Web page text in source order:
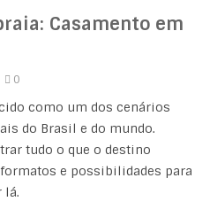
Casamento em
0
como um dos cenários
do Brasil e do mundo.
tudo o que o destino
e possibilidades para
lá.